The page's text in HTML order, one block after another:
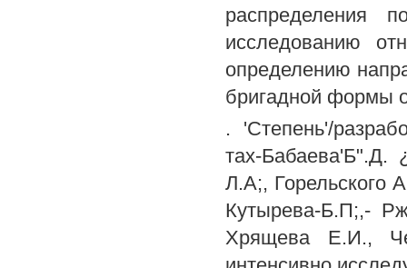
распределения
исследованию
определению
бригадной формы
. 'Степень'/
тах-Бабаева'Б".Д.
Л.А;, Горельского
Кутырева-Б.П;,-
Хрящева Е.И.,